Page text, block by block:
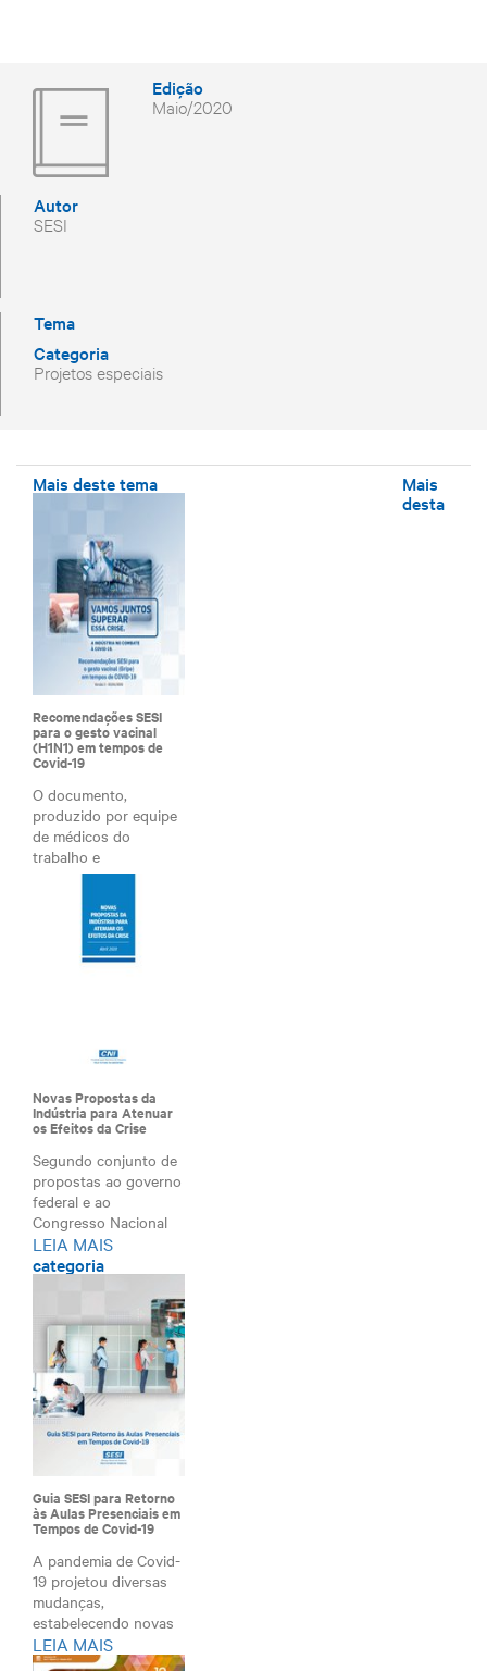
Edição
Maio/2020
Autor
SESI
Tema
Categoria
Projetos especiais
Mais deste tema
Recomendações SESI
para o gesto vacinal
(H1N1) em tempos de
Covid-19
O documento,
produzido por equipe
de médicos do
trabalho e
infectologistas d...
LEIA MAIS
Novas Propostas da
Indústria para Atenuar
os Efeitos da Crise
Segundo conjunto de
propostas ao governo
federal e ao
Congresso Nacional
com...
LEIA MAIS
Mais
desta
categoria
Guia SESI para Retorno
às Aulas Presenciais em
Tempos de Covid-19
A pandemia de Covid-
19 projetou diversas
mudanças,
estabelecendo novas
diret...
LEIA MAIS